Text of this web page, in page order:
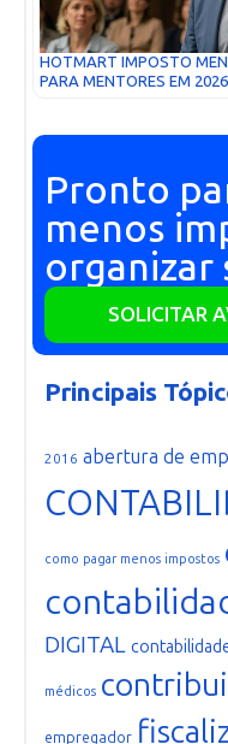
HOTMART IMPOSTO
PARA MENTORES EM
Pronto
menos
organizar
SOLICITAR
Principais
2016 abertura de
como pagar menos impostos
DIGITAL
médicos
empregador